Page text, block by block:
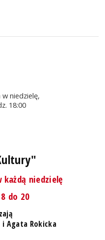
niedzielę,
18:00
niedzielę
do 20
i Agata Rokicka